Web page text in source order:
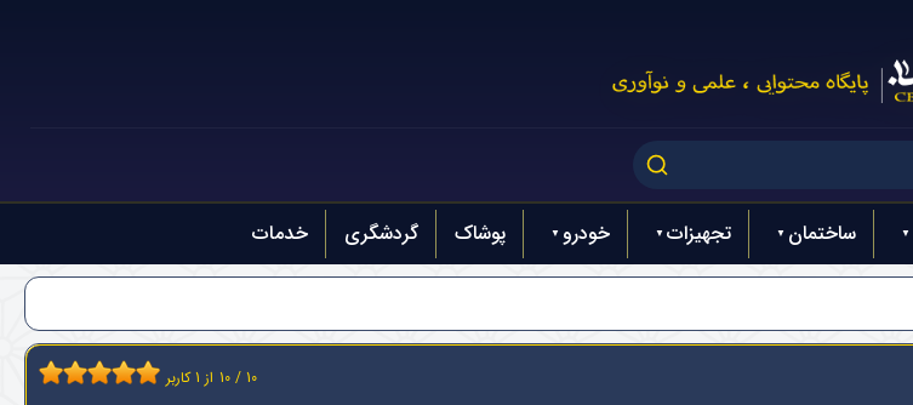
ساختمان تجهیزات خودرو پوشاک گردشگری خدمات
10 / 10 از 1کاربر